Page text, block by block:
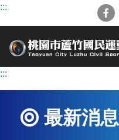
跳
容
:::
:::
最新消息